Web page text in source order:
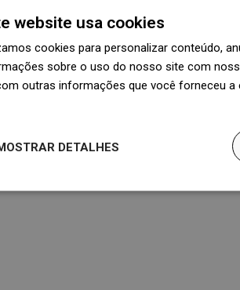
website usa cookies
cookies para personalizar conteúdo,
sobre o uso do nosso site com
outras informações que você forneceu
DETALHES